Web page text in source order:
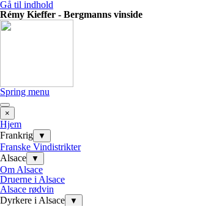
Gå til indhold
Rémy Kieffer - Bergmanns vinside
Spring menu
×
Hjem
Frankrig
▼
Franske Vindistrikter
Alsace
▼
Om Alsace
Druerne i Alsace
Alsace rødvin
Dyrkere i Alsace
▼